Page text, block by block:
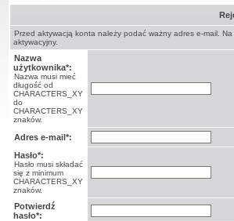
Przed aktywacją konta należy podać ważny adres e-mail.
aktywacyjny.
Nazwa
użytkownika*:
Nazwa musi mieć
długość od
CHARACTERS_XY
do
CHARACTERS_XY
znaków.
Adres e-mail*:
Hasło*:
Hasło musi składać
się z minimum
CHARACTERS_XY
znaków.
Potwierdź
hasło*: